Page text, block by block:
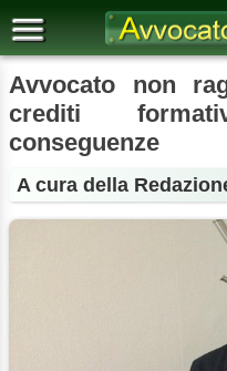
Avvocato non
crediti
conseguenze
A cura della